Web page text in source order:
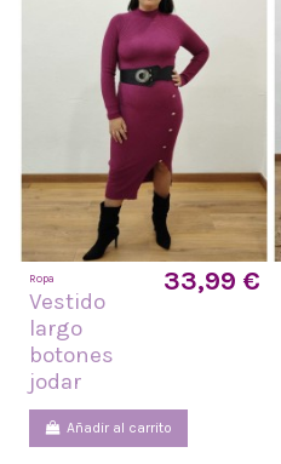
Ropa
Vestido
largo
botones
jodar
33,99 €
Añadir al carrito